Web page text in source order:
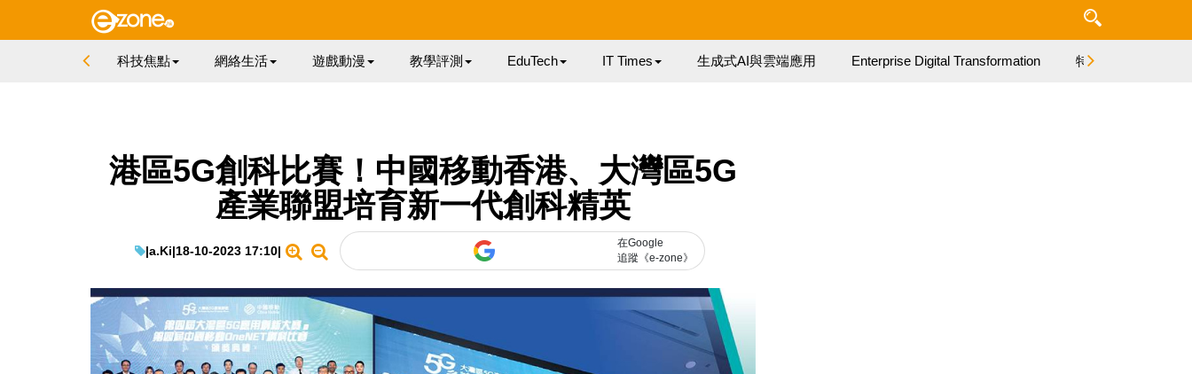
科技焦點 網絡生活 遊戲動漫 教學評測 EduTech IT Times 生成式AI與雲端應用 Enterprise Digital Transformation 特集
港區5G創科比賽！中國移動香港、大灣區5G
產業聯盟培育新一代創科精英
|a.Ki|18-10-2023 17:10|
在Google
追蹤《e-zone》